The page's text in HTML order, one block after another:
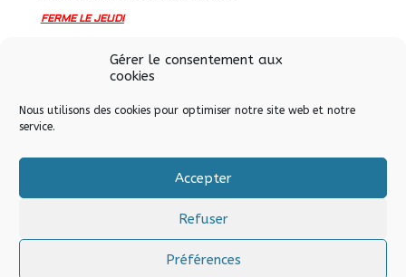
Gérer le consentement aux
cookies
Nous utilisons des cookies pour optimiser notre site web et notre
service.
Accepter
Refuser
Préférences
FERME LE JEUDI
de 9h à 12h00 et de 14h00 à 17h00
Tous droits réservés © Allo Informatique eurl – Soultz-sous-
Forêts – 2024